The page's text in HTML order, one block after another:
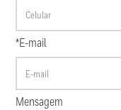
*E-mail
Mensagem